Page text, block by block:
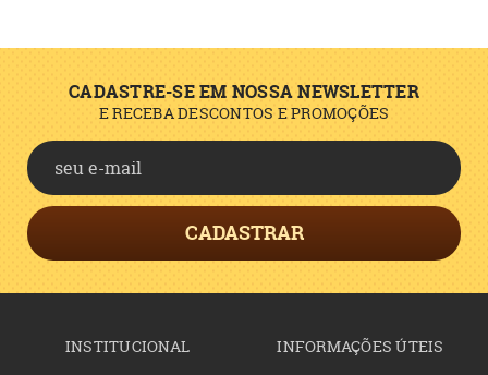
CADASTRE-SE EM NOSSA NEWSLETTER
E RECEBA DESCONTOS E PROMOÇÕES
CADASTRAR
INSTITUCIONAL
INFORMAÇÕES ÚTEIS